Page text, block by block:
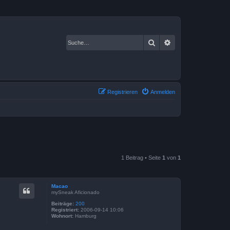
Suche
Anmelden
Registrieren
1 Beitrag • Seite 1 von 1
Macao
mySneak Aficionado
Beiträge: 200
Registriert: 2006-09-14 10:06
Wohnort: Hamburg